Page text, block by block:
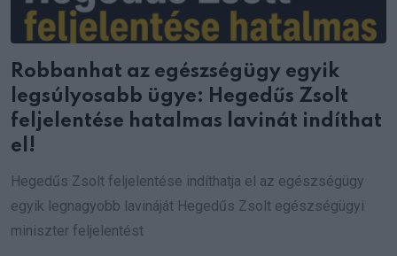
Robbanhat az egészségügy egyik
legsúlyosabb ügye: Hegedűs Zsolt
feljelentése hatalmas lavinát indíthat
el!
Hegedűs Zsolt feljelentése indíthatja el az egészségügy
egyik legnagyobb lavináját Hegedűs Zsolt egészségügyi
miniszter feljelentést